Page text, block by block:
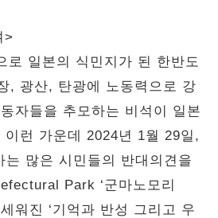
>
일본의 식민지가 된 한반도
, 광산, 탄광에 노동력으로 강
자들을 추모하는 비석이 일본
런 가운데 2024년 1월 29일,
는 많은 시민들의 반대의견을
Park ‘군마노모리
워진 ‘기억과 반성 그리고 우